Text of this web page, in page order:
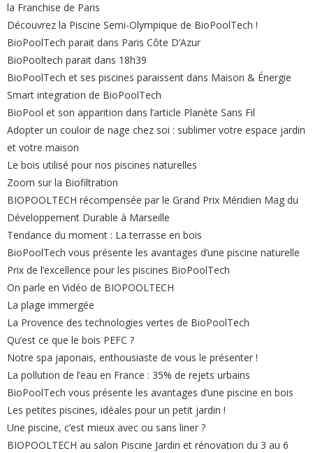
la Franchise de Paris
Découvrez la Piscine Semi-Olympique de BioPoolTech !
BioPoolTech parait dans Paris Côte D’Azur
BioPooltech parait dans 18h39
BioPoolTech et ses piscines paraissent dans Maison & Énergie
Smart integration de BioPoolTech
BioPool et son apparition dans l’article Planète Sans Fil
Adopter un couloir de nage chez soi : sublimer votre espace jardin
et votre maison
Le bois utilisé pour nos piscines naturelles
Zoom sur la Biofiltration
BIOPOOLTECH récompensée par le Grand Prix Méridien Mag du
Développement Durable à Marseille
Tendance du moment : La terrasse en bois
BioPoolTech vous présente les avantages d’une piscine naturelle
Prix de l’excellence pour les piscines BioPoolTech
On parle en Vidéo de BIOPOOLTECH
La plage immergée
La Provence des technologies vertes de BioPoolTech
Qu’est ce que le bois PEFC ?
Notre spa japonais, enthousiaste de vous le présenter !
La pollution de l’eau en France : 35% de rejets urbains
BioPoolTech vous présente les avantages d’une piscine en bois
Les petites piscines, idéales pour un petit jardin !
Une piscine, c’est mieux avec ou sans liner ?
BIOPOOLTECH au salon Piscine Jardin et rénovation du 3 au 6